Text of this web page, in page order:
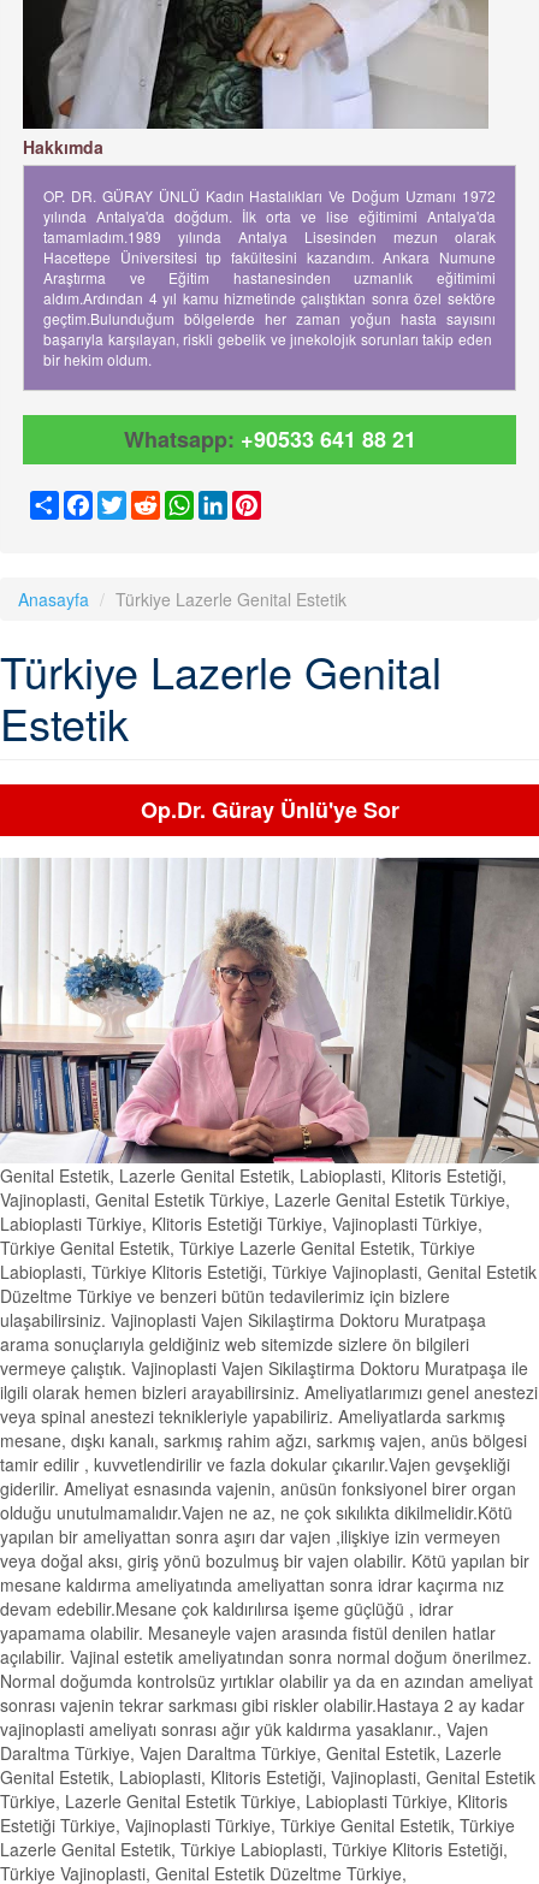
Hakkımda
OP. DR. GÜRAY ÜNLÜ Kadın Hastalıkları Ve Doğum Uzmanı 1972
yılında Antalya'da doğdum. İlk orta ve lise eğitimimi Antalya'da
tamamladım.1989 yılında Antalya Lisesinden mezun olarak
Hacettepe Üniversitesi tıp fakültesini kazandım. Ankara Numune
Araştırma ve Eğitim hastanesinden uzmanlık eğitimimi
aldım.Ardından 4 yıl kamu hizmetinde çalıştıktan sonra özel sektöre
geçtim.Bulunduğum bölgelerde her zaman yoğun hasta sayısını
başarıyla karşılayan, riskli gebelik ve jınekolojık sorunları takip eden
bir hekim oldum.
Whatsapp: +90533 641 88 21
ShareFacebook
TwitterRedditWhatsApp
LinkedIn
Anasayfa Türkiye Lazerle Genital Estetik
Türkiye Lazerle Genital
Estetik
Op.Dr. Güray Ünlü'ye Sor
Genital Estetik, Lazerle Genital Estetik, Labioplasti, Klitoris Estetiği,
Vajinoplasti, Genital Estetik Türkiye, Lazerle Genital Estetik Türkiye,
Labioplasti Türkiye, Klitoris Estetiği Türkiye, Vajinoplasti Türkiye,
Türkiye Genital Estetik, Türkiye Lazerle Genital Estetik, Türkiye
Labioplasti, Türkiye Klitoris Estetiği, Türkiye Vajinoplasti, Genital Estetik
Düzeltme Türkiye ve benzeri bütün tedavilerimiz için bizlere
ulaşabilirsiniz. Vajinoplasti Vajen Sikilaştirma Doktoru Muratpaşa
arama sonuçlarıyla geldiğiniz web sitemizde sizlere ön bilgileri
vermeye çalıştık. Vajinoplasti Vajen Sikilaştirma Doktoru Muratpaşa ile
ilgili olarak hemen bizleri arayabilirsiniz. Ameliyatlarımızı genel anestezi
veya spinal anestezi teknikleriyle yapabiliriz. Ameliyatlarda sarkmış
mesane, dışkı kanalı, sarkmış rahim ağzı, sarkmış vajen, anüs bölgesi
tamir edilir , kuvvetlendirilir ve fazla dokular çıkarılır.Vajen gevşekliği
giderilir. Ameliyat esnasında vajenin, anüsün fonksiyonel birer organ
olduğu unutulmamalıdır.Vajen ne az, ne çok sıkılıkta dikilmelidir.Kötü
yapılan bir ameliyattan sonra aşırı dar vajen ,ilişkiye izin vermeyen
veya doğal aksı, giriş yönü bozulmuş bir vajen olabilir. Kötü yapılan bir
mesane kaldırma ameliyatında ameliyattan sonra idrar kaçırma nız
devam edebilir.Mesane çok kaldırılırsa işeme güçlüğü , idrar
yapamama olabilir. Mesaneyle vajen arasında fistül denilen hatlar
açılabilir. Vajinal estetik ameliyatından sonra normal doğum önerilmez.
Normal doğumda kontrolsüz yırtıklar olabilir ya da en azından ameliyat
sonrası vajenin tekrar sarkması gibi riskler olabilir.Hastaya 2 ay kadar
vajinoplasti ameliyatı sonrası ağır yük kaldırma yasaklanır., Vajen
Daraltma Türkiye, Vajen Daraltma Türkiye, Genital Estetik, Lazerle
Genital Estetik, Labioplasti, Klitoris Estetiği, Vajinoplasti, Genital Estetik
Türkiye, Lazerle Genital Estetik Türkiye, Labioplasti Türkiye, Klitoris
Estetiği Türkiye, Vajinoplasti Türkiye, Türkiye Genital Estetik, Türkiye
Lazerle Genital Estetik, Türkiye Labioplasti, Türkiye Klitoris Estetiği,
Türkiye Vajinoplasti, Genital Estetik Düzeltme Türkiye,